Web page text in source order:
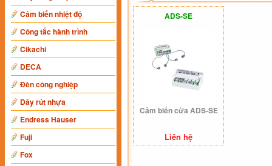
Cảm biến nhiệt độ
Công tắc hành trình
Cikachi
DECA
Đèn công nghiệp
Dây rút nhựa
Endress Hauser
Fuji
Fox
ADS-SE
Cảm biến cửa ADS-SE
Liên hệ